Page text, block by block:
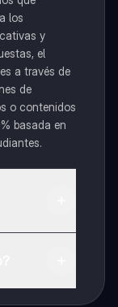
los
y
el
a través de
de
o contenidos
basada en